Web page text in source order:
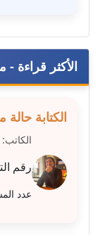
مدونة
مدونة
مدونة
الأكثر قراءة -
الكتابة
الكاتب:
رقم
عدد